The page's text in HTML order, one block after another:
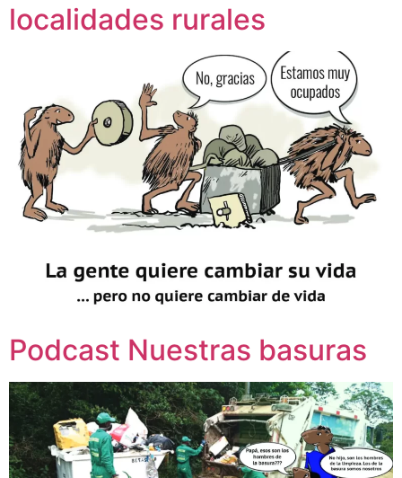
localidades rurales
Podcast Nuestras basuras